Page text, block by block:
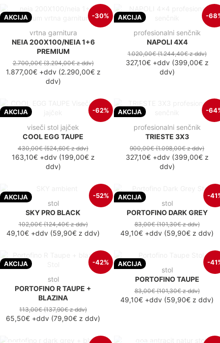
AKCIJA -30%
vrtna garnitura
NEIA 200X100/NEIA 1+6
PREMIUM
2.700,00€(3.294,00€z ddv)
1.877,00€+ddv(2.290,00€z
ddv)
AKCIJA -
profesionalni senčnik
NAPOLI 4X4
1.020,00€(1.244,40€z ddv)
327,10€+ddv(399,00€z
ddv)
AKCIJA -62%
viseči stol jajček
COOL EGG TAUPE
430,00€(524,60€z ddv)
163,10€+ddv(199,00€z
ddv)
AKCIJA -
profesionalni senčnik
TRIESTE 3X3
900,00€(1.098,00€z ddv)
327,10€+ddv(399,00€z
ddv)
AKCIJA -52%
stol
SKY PRO BLACK
102,00€(124,40€z ddv)
49,10€ +ddv (59,90€ z ddv)
AKCIJA -
stol
PORTOFINO DARK GREY
83,00€(101,30€z ddv)
49,10€ +ddv (59,90€ z ddv)
AKCIJA -42%
stol
PORTOFINO R TAUPE +
BLAZINA
113,00€(137,90€z ddv)
65,50€ +ddv (79,90€ z ddv)
AKCIJA -
stol
PORTOFINO TAUPE
83,00€(101,30€z ddv)
49,10€ +ddv (59,90€ z ddv)